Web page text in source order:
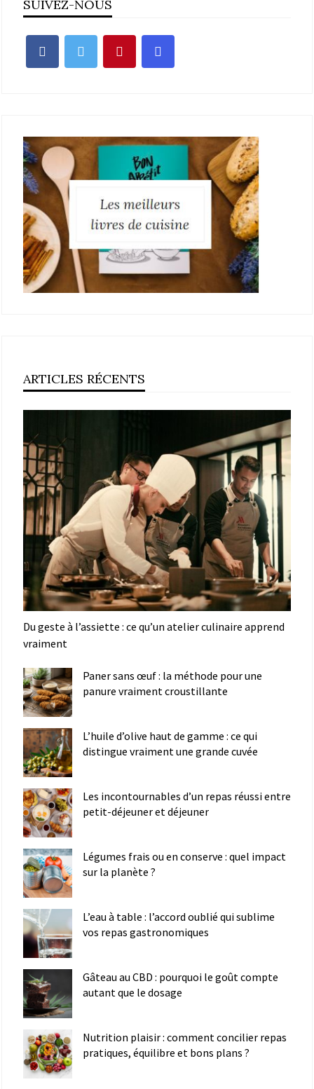
SUIVEZ-NOUS
ARTICLES RÉCENTS
Du geste à l’assiette : ce qu’un atelier culinaire apprend
vraiment
Paner sans œuf : la méthode pour une
panure vraiment croustillante
L’huile d’olive haut de gamme : ce qui
distingue vraiment une grande cuvée
Les incontournables d’un repas réussi entre
petit-déjeuner et déjeuner
Légumes frais ou en conserve : quel impact
sur la planète ?
L’eau à table : l’accord oublié qui sublime
vos repas gastronomiques
Gâteau au CBD : pourquoi le goût compte
autant que le dosage
Nutrition plaisir : comment concilier repas
pratiques, équilibre et bons plans ?